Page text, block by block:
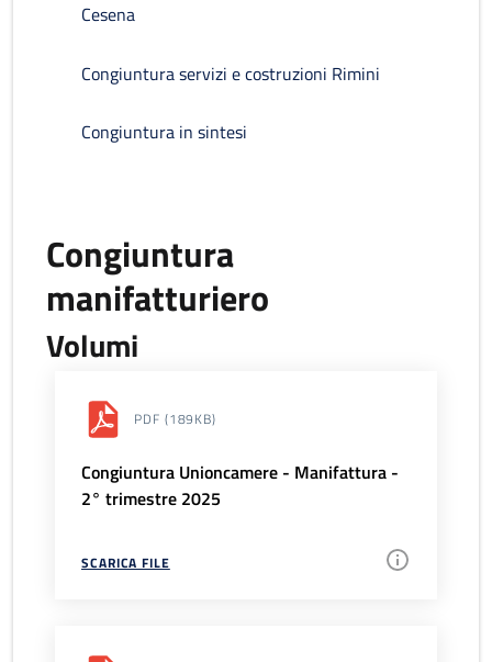
Cesena
Congiuntura servizi e costruzioni Rimini
Congiuntura in sintesi
Congiuntura
manifatturiero
Volumi
PDF (189KB)
Congiuntura Unioncamere - Manifattura -
2° trimestre 2025
SCARICA FILE